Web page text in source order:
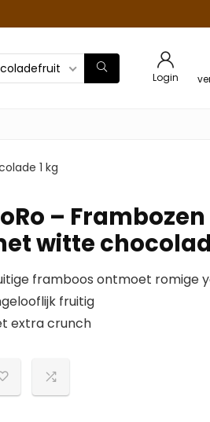
Login
1 kg
–
witte
framboos ontmoet romige
fruitig
extra crunch